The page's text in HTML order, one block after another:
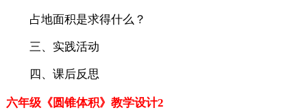
占地面积是求得什么？
三、实践活动
四、课后反思
六年级《圆锥体积》教学设计2